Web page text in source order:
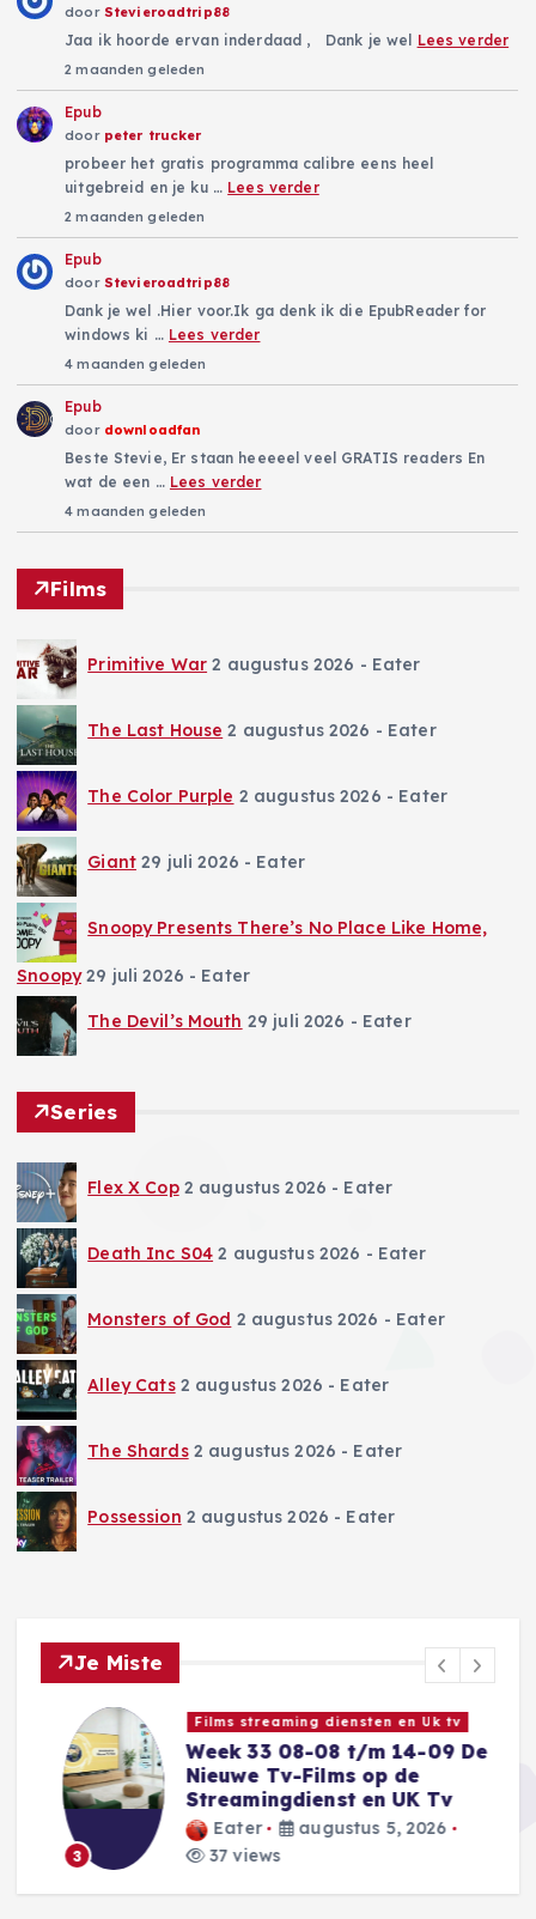
door Stevieroadtrip88
Jaa ik hoorde ervan inderdaad , Dank je wel Lees verder
2 maanden geleden
Epub
door peter trucker
probeer het gratis programma calibre eens heel
uitgebreid en je ku … Lees verder
2 maanden geleden
Epub
door Stevieroadtrip88
Dank je wel .Hier voor.Ik ga denk ik die EpubReader for
windows ki … Lees verder
4 maanden geleden
Epub
door downloadfan
Beste Stevie, Er staan heeeeel veel GRATIS readers En
wat de een … Lees verder
4 maanden geleden
Films
Primitive War 2 augustus 2026 - Eater
The Last House 2 augustus 2026 - Eater
The Color Purple 2 augustus 2026 - Eater
Giant 29 juli 2026 - Eater
Snoopy Presents There’s No Place Like Home,
Snoopy 29 juli 2026 - Eater
The Devil’s Mouth 29 juli 2026 - Eater
Series
Flex X Cop 2 augustus 2026 - Eater
Death Inc S04 2 augustus 2026 - Eater
Monsters of God 2 augustus 2026 - Eater
Alley Cats 2 augustus 2026 - Eater
The Shards 2 augustus 2026 - Eater
Possession 2 augustus 2026 - Eater
Je Miste
Films streaming diensten en Uk tv
Week 33 08-08 t/m 14-09 De
Nieuwe Tv-Films op de
Streamingdienst en UK Tv
Eater
augustus 5, 2026
37 views